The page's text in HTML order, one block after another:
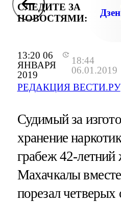
13:20 06
ЯНВАРЯ
2019
18:44
06.01.2019
РЕДАКЦИЯ ВЕСТИ.РУ
СЛЕДИТЕ ЗА
НОВОСТЯМИ:
Дзен
Судимый за
хранение
грабеж 42-летний
Махачкалы
порезал четверых